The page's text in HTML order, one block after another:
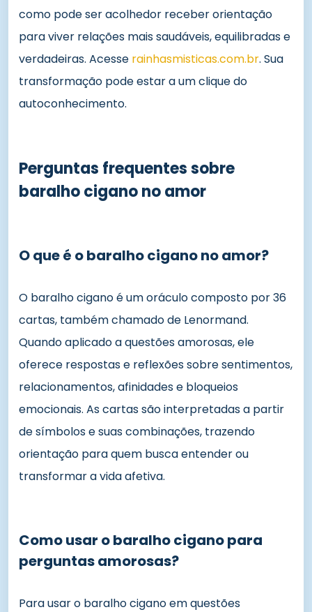
como pode ser acolhedor receber orientação
para viver relações mais saudáveis, equilibradas e
verdadeiras. Acesse rainhasmisticas.com.br. Sua
transformação pode estar a um clique do
autoconhecimento.
Perguntas frequentes sobre
baralho cigano no amor
O que é o baralho cigano no amor?
O baralho cigano é um oráculo composto por 36
cartas, também chamado de Lenormand.
Quando aplicado a questões amorosas, ele
oferece respostas e reflexões sobre sentimentos,
relacionamentos, afinidades e bloqueios
emocionais. As cartas são interpretadas a partir
de símbolos e suas combinações, trazendo
orientação para quem busca entender ou
transformar a vida afetiva.
Como usar o baralho cigano para
perguntas amorosas?
Para usar o baralho cigano em questões